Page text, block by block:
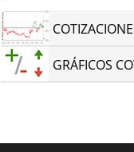
GRÁFICOS